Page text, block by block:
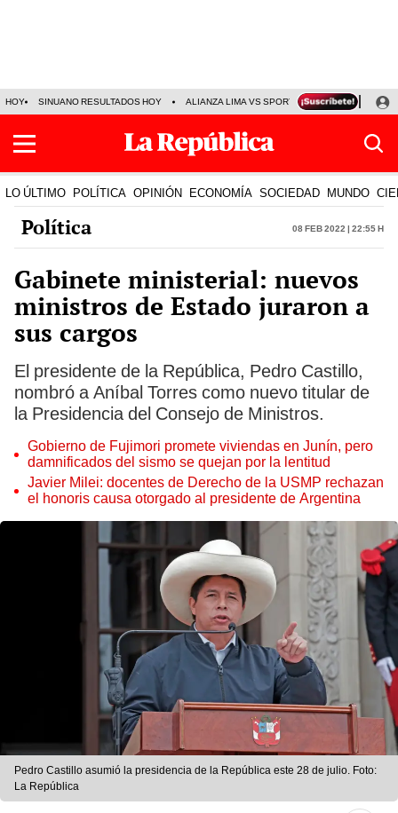
HOY SINUANO RESULTADOS HOY ALIANZA LIMA VS SPORT BOYS JORGE
LO ÚLTIMO POLÍTICA OPINIÓN ECONOMÍA SOCIEDAD MUNDO
Política 08 Feb 2022 | 22:55 h
Gabinete ministerial: nuevos
ministros de Estado juraron a
sus cargos
El presidente de la República, Pedro Castillo,
nombró a Aníbal Torres como nuevo titular de
la Presidencia del Consejo de Ministros.
Gobierno de Fujimori promete viviendas en Junín, pero
damnificados del sismo se quejan por la lentitud
Javier Milei: docentes de Derecho de la USMP rechazan
el honoris causa otorgado al presidente de Argentina
Pedro Castillo asumió la presidencia de la República este 28 de julio. Foto:
La República